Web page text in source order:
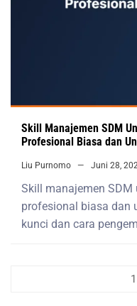
Skill Manajemen SDM
Profesional Biasa dan
Liu Purnomo Juni 28,
Skill manajemen
profesional biasa dan
kunci dan cara
1